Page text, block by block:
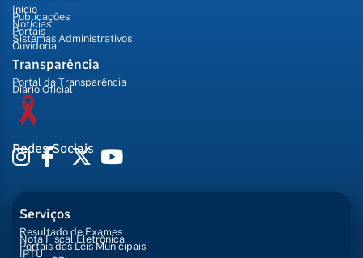
Início
Publicações
Notícias
Portais
Sistemas Administrativos
Ouvidoria
Transparência
Portal da Transparência
Diário Oficial
Redes Sociais
Serviços
Resultado de Exames
Nota Fiscal Eletrônica
Portais das Leis Municipais
IPTU